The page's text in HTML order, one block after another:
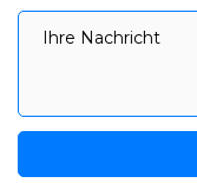
Ihre Nachricht
Ihre Nachricht